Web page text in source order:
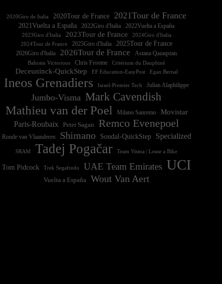
2020Giro de Italia 2020Tour de France 2021Tour de France
2021Vuelta a España 2022Vuelta a España
2023Giro d'Italia 2023Tour de France
2024Tour de France
2025Giro d'Italia 2025Tour de France
2026Giro d'Italia 2026Tour de France Astana Qazaqstan
Bahrain Victorious Chris Froome Critérium du Dauphiné
Deceuninck-QuickStep EF Education-EasyPost Egan Bernal
Ineos Grenadiers Israel-Premier Tech Julian Alaphilippe
Jumbo-Visma Mark Cavendish
Mathieu van der Poel Milano Sanremo
Movistar
Paris-Roubaix
Peter Sagan Remco Evenepoel
Ronde van Vlaanderen Shimano Soudal-QuickStep Specialized
SRAM Tadej Pogačar Team Visma | Lease a Bike
Tom Pidcock Trek Segafredo UAE Team Emirates UCI
Vuelta a España Wout Van Aert